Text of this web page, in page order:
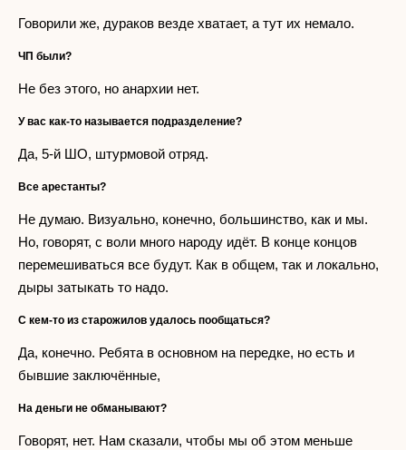
Говорили же, дураков везде хватает, а тут их немало.
ЧП были?
Не без этого, но анархии нет.
У вас как-то называется подразделение?
Да, 5-й ШО, штурмовой отряд.
Все арестанты?
Не думаю. Визуально, конечно, большинство, как и мы.
Но, говорят, с воли много народу идёт. В конце концов
перемешиваться все будут. Как в общем, так и локально,
дыры затыкать то надо.
С кем-то из старожилов удалось пообщаться?
Да, конечно. Ребята в основном на передке, но есть и
бывшие заключённые,
На деньги не обманывают?
Говорят, нет. Нам сказали, чтобы мы об этом меньше